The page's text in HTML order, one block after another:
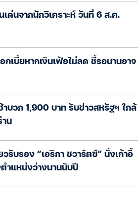
เด่นจากนักวิเคราะห์ วันที่ 6 ส.ค.
เบี้ยหากเงินเฟ้อไม่ลด ชี้รอนานอาจ
บวก 1,900 บาท รับข่าวสหรัฐฯ ใกล้
น
รับรอง “เอริกา ชวาร์ตซ์” นั่งเก้าอี้
ำแหน่งว่างนานนับปี